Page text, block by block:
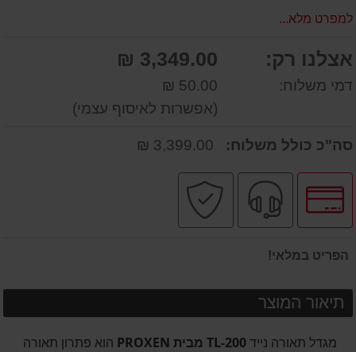
למפרט מלא...
אצלנו רק: 3,349.00 ₪
דמי משלוח:
50.00 ₪
(אפשרות לאיסוף עצמי)
סה"כ כולל משלוח:
לחץ
לאפשרויות
תשלומים
שירות
מקצועי
הפריט במלאי!
תיאור המוצר
מגדל תאורה ניידTL-200 מבית PROXEN
הוא פתרון תאורה